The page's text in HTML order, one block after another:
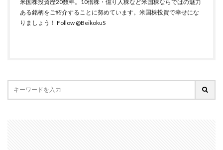
米国株投資歴20数年。10倍株・億り人株など米国株ならではの魅力
ある銘柄をご紹介することに努めています。米国株投資で幸せにな
りましょう！ Follow @BeikokuS